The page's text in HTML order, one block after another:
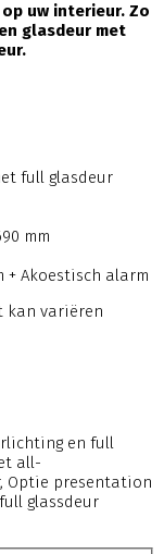
uw interieur. Zo
glasdeur met
full glasdeur
mm
+ Akoestisch alarm
kan variëren
en full
all-
Optie presentation
glassdeur